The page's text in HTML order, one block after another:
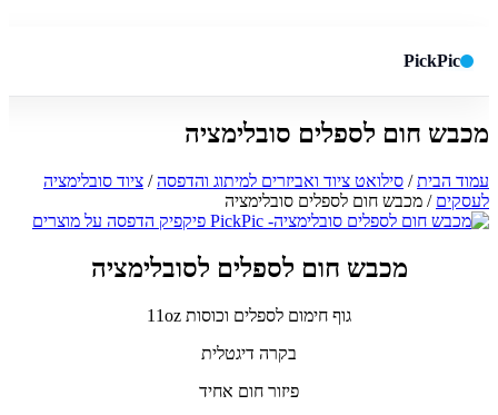
PickPic
חפש
מכבש חום לספלים סובלימציה
עמוד הבית/ סילואט ציוד ואביזרים למיתוג והדפסה/ ציוד סובלימציה
לעסקים / מכבש חום לספלים סובלימציה
מכבש חום לספלים לסובלימציה
גוף חימום לספלים וכוסות 11oz
בקרה דיגטלית
פיזור חום אחיד